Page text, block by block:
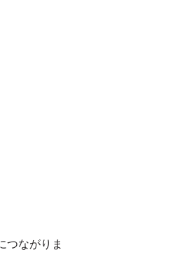
つながりま